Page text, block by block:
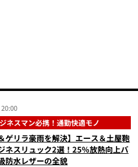
ネスマン必携！通勤快適モノ
ゲリラ豪雨を解決】エース＆土屋鞄
ネスリュック2選！25%放熱向上バ
防水レザーの全貌